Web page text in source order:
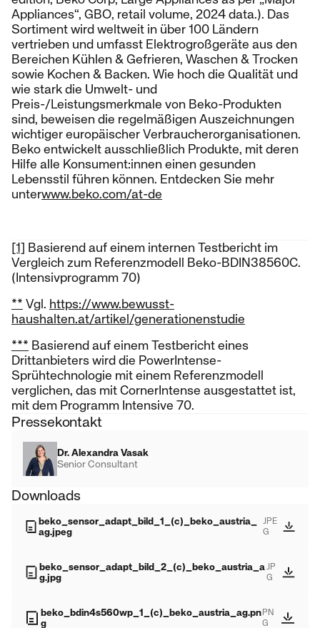
Appliances“, GBO, retail volume, 2024 data.). Das
Sortiment wird weltweit in über 100 Ländern
vertrieben und umfasst Elektrogroßgeräte aus den
Bereichen Kühlen & Gefrieren, Waschen & Trocken
sowie Kochen & Backen. Wie hoch die Qualität und
wie stark die Umwelt- und
Preis-/Leistungsmerkmale von Beko-Produkten
sind, beweisen die regelmäßigen Auszeichnungen
wichtiger europäischer Verbraucherorganisationen.
Beko entwickelt ausschließlich Produkte, mit deren
Hilfe alle Konsument:innen einen gesunden
Lebensstil führen können. Entdecken Sie mehr
unterwww.beko.com/at-de
[1] Basierend auf einem internen Testbericht im
Vergleich zum Referenzmodell Beko-BDIN38560C.
(Intensivprogramm 70)
** Vgl. https://www.bewusst-
haushalten.at/artikel/generationenstudie
*** Basierend auf einem Testbericht eines
Drittanbieters wird die PowerIntense-
Sprühtechnologie mit einem Referenzmodell
verglichen, das mit CornerIntense ausgestattet ist,
mit dem Programm Intensive 70.
Pressekontakt
Dr. Alexandra Vasak
Senior Consultant
Downloads
beko_sensor_adapt_bild_1_(c)_beko_austria_
ag.jpeg
JPE
G
beko_sensor_adapt_bild_2_(c)_beko_austria_a
g.jpg
JP
G
beko_bdin4s560wp_1_(c)_beko_austria_ag.pn
g
PN
G